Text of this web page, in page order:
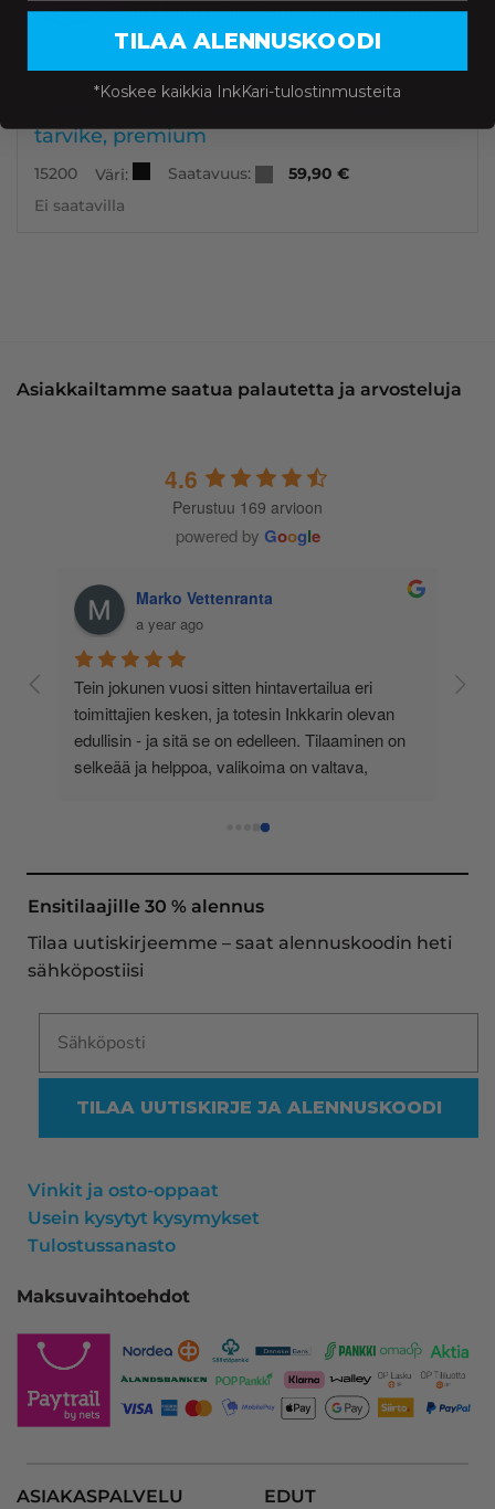
laadultaan. inkKarin tuotteisiin saat
kolmen vuoden takuun.
tarvike, premium
15200 Väri: Saatavuus: 59,90 €
Ei saatavilla
Asiakkailtamme saatua palautetta ja arvosteluja
4.6
Perustuu 169 arvioon
powered by Google
Marko Vettenranta
a year ago
Tein jokunen vuosi sitten hintavertailua eri
toimittajien kesken, ja totesin Inkkarin olevan
edullisin - ja sitä se on edelleen. Tilaaminen on
selkeää ja helppoa, valikoima on valtava,
asiakaspalvelu todella ripeää (s-postin kautta) ja
oli noudettavissa postin lokerosta tänään!! En
näe mitään syytä vaihtaa toimittajaa. Kaikki on
ollut mitään moitittavaa! Lämmin suositus!
Ensitilaajille 30 % alennus
Tilaa uutiskirjeemme – saat alennuskoodin heti
sähköpostiisi
TILAA UUTISKIRJE JA ALENNUSKOODI
Vinkit ja osto-oppaat
Usein kysytyt kysymykset
Tulostussanasto
Maksuvaihtoehdot
ASIAKASPALVELU EDUT
TILAA ALENNUSKOODI
*Koskee kaikkia InkKari-tulostinmusteita